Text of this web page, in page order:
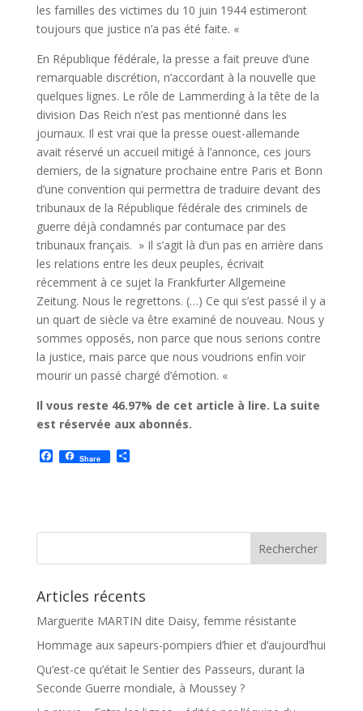
les familles des victimes du 10 juin 1944 estimeront
toujours que justice n’a pas été faite. «
En République fédérale, la presse a fait preuve d’une
remarquable discrétion, n’accordant à la nouvelle que
quelques lignes. Le rôle de Lammerding à la tête de la
division Das Reich n’est pas mentionné dans les
journaux. Il est vrai que la presse ouest-allemande
avait réservé un accueil mitigé à l’annonce, ces jours
derniers, de la signature prochaine entre Paris et Bonn
d’une convention qui permettra de traduire devant des
tribunaux de la République fédérale des criminels de
guerre déjà condamnés par contumace par des
tribunaux français. » Il s’agit là d’un pas en arrière dans
les relations entre les deux peuples, écrivait
récemment à ce sujet la Frankfurter Allgemeine
Zeitung. Nous le regrettons. (…) Ce qui s’est passé il y a
un quart de siècle va être examiné de nouveau. Nous y
sommes opposés, non parce que nous serions contre
la justice, mais parce que nous voudrions enfin voir
mourir un passé chargé d’émotion. «
Il vous reste 46.97% de cet article à lire. La suite
est réservée aux abonnés.
F
a
o
Share P
e
Articles récents
Marguerite MARTIN dite Daisy, femme résistante
Hommage aux sapeurs-pompiers d’hier et d’aujourd’hui
Qu’est-ce qu’était le Sentier des Passeurs, durant la
Seconde Guerre mondiale, à Moussey ?